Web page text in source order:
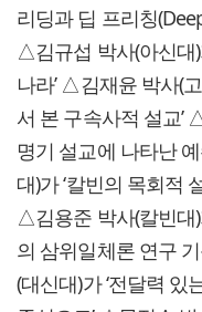
리딩과 딥 프리칭
△김규섭 박사(아신대
나라’ △김재윤 박사(
서 본 구속사적 설교’
명기 설교에 나타난
대)가 ‘칼빈의 목회적
△김용준 박사(칼빈대
의 삼위일체론 연구
(대신대)가 ‘전달력